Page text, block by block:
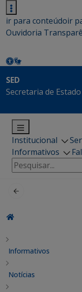
ir para conteúdoir
Ouvidoria
SED
Secretaria de
Institucional
Informativos
Pesquisar
por:
Informativos
Notícias